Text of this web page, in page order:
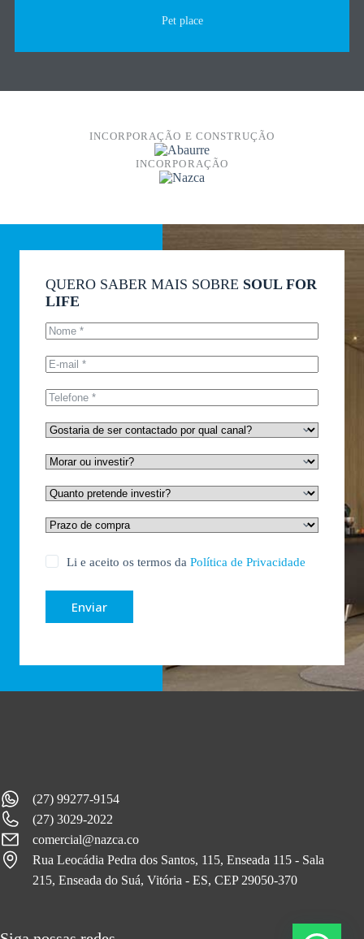
Pet place
INCORPORAÇÃO E CONSTRUÇÃO
INCORPORAÇÃO
QUERO SABER MAIS SOBRE SOUL FOR
LIFE
Li e aceito os termos da Política de Privacidade
Enviar
(27) 99277-9154
(27) 3029-2022
comercial@nazca.co
Rua Leocádia Pedra dos Santos, 115, Enseada 115 - Sala
215, Enseada do Suá, Vitória - ES, CEP 29050-370